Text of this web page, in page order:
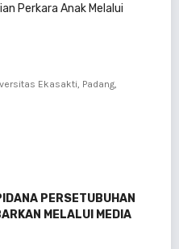
Perkara Anak Melalui
Ekasakti, Padang,
PERSETUBUHAN
MELALUI MEDIA